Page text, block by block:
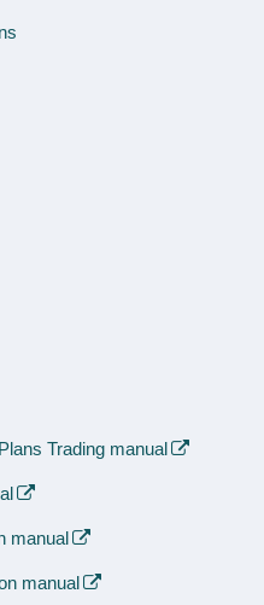
Trading manual
manual
manual